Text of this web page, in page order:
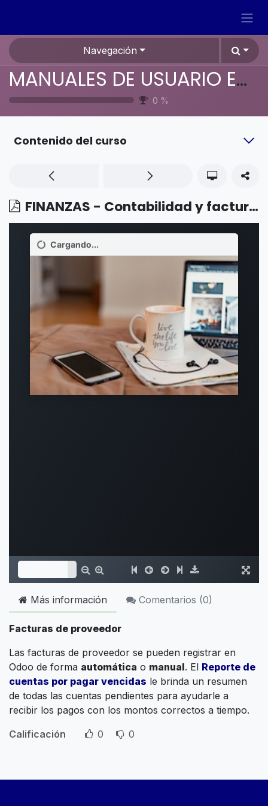
Navegación
MANUALES DE USUARIO EN ESPAÑOL ODOO 19
0 %
Contenido del curso
FINANZAS - Contabilidad y facturación - Facturas de proveedor
Más información Comentarios (0)
Facturas de proveedor
Las facturas de proveedor se pueden registrar en
Odoo de forma automática o manual. El Reporte de
cuentas por pagar vencidas le brinda un resumen
de todas las cuentas pendientes para ayudarle a
recibir los pagos con los montos correctos a tiempo.
Calificación
0 0